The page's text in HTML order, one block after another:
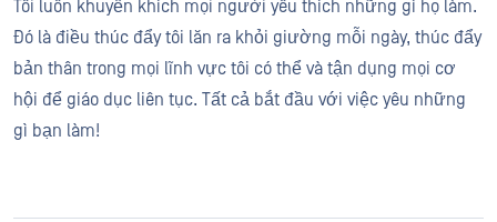
Tôi luôn khuyến khích mọi người yêu thích những gì họ làm.
Đó là điều thúc đẩy tôi lăn ra khỏi giường mỗi ngày, thúc đẩy
bản thân trong mọi lĩnh vực tôi có thể và tận dụng mọi cơ
hội để giáo dục liên tục. Tất cả bắt đầu với việc yêu những
gì bạn làm!